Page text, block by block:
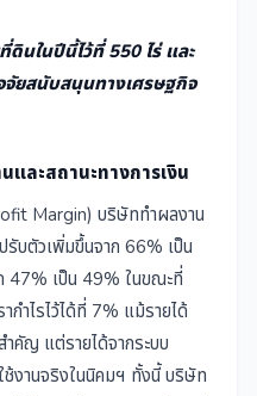
นในปีนี้ไว้ที่ 550 ไร่ และ
ยสนับสนุนทางเศรษฐกิจ
และสถานะทางการเงิน
Margin) บริษัททำผลงาน
รับตัวเพิ่มขึ้นจาก 66% เป็น
47% เป็น 49% ในขณะที่
ำไรไว้ได้ที่ 7% แม้รายได้
คัญ แต่รายได้จากระบบ
ช้งานจริงในนิคมฯ ทั้งนี้ บริษัท